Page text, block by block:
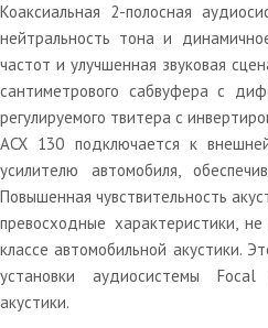
Коаксиальная 2-полосная
нейтральность тона и
частот и улучшенная звуковая
сантиметрового сабвуфера с
регулируемого твитера с
ACX 130 подключается к
усилителю автомобиля,
Повышенная чувствительность
превосходные характеристики,
классе автомобильной акустики.
установки аудиосистемы
акустики.